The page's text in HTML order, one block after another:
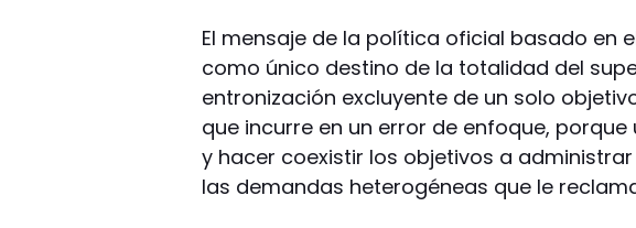
El mensaje de la política oficial basado en
como único destino de la totalidad del
entronización excluyente de un solo
que incurre en un error de enfoque,
y hacer coexistir los objetivos a
las demandas heterogéneas que le